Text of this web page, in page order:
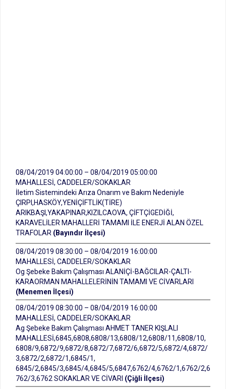
08/04/2019 04:00:00 – 08/04/2019 05:00:00
MAHALLESİ, CADDELER/SOKAKLAR
İletim Sistemindeki Arıza Onarım ve Bakım Nedeniyle
ÇIRPI,HASKÖY,YENİÇİFTLİK(TİRE)
ARIKBAŞI,YAKAPINAR,KIZILCAOVA, ÇİFTÇİGEDİĞİ,
KARAVELİLER MAHALLERİ TAMAMI İLE ENERJİ ALAN ÖZEL
TRAFOLAR (Bayındır İlçesi)
08/04/2019 08:30:00 – 08/04/2019 16:00:00
MAHALLESİ, CADDELER/SOKAKLAR
Og Şebeke Bakım Çalışması ALANİÇİ-BAĞCILAR-ÇALTI-
KARAORMAN MAHALLELERİNİN TAMAMI VE CİVARLARI
(Menemen İlçesi)
08/04/2019 08:30:00 – 08/04/2019 16:00:00
MAHALLESİ, CADDELER/SOKAKLAR
Ag Şebeke Bakım Çalışması AHMET TANER KIŞLALI
MAHALLESİ,6845,6808,6808/13,6808/12,6808/11,6808/10,
6808/9,6872/9,6872/8,6872/7,6872/6,6872/5,6872/4,6872/
3,6872/2,6872/1,6845/1,
6845/2,6845/3,6845/4,6845/5,6847,6762/4,6762/1,6762/2,6
762/3,6762 SOKAKLAR VE CİVARI (Çiğli İlçesi)